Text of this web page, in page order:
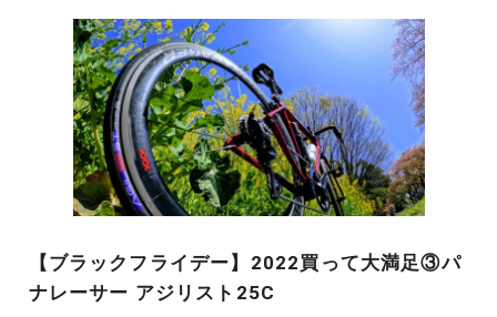
【ブラックフライデー】2022買って大満足③パ
ナレーサー アジリスト25C